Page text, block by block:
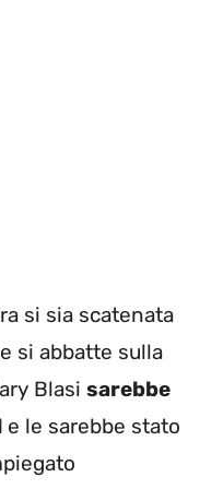
si sia scatenata
si abbatte sulla
Blasi sarebbe
e le sarebbe stato